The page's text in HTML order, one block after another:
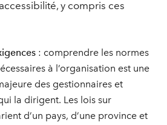
y compris ces
: comprendre les normes
à l’organisation est une
des gestionnaires et
la dirigent. Les lois sur
d’un pays, d’une province et